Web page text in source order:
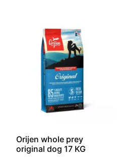
Orijen whole prey
original dog 17 KG